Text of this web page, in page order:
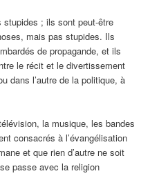
stupides ; ils sont peut-être
mais pas stupides. Ils
de propagande, et ils
le récit et le divertissement
dans l’autre de la politique, à
la musique, les bandes
consacrés à l’évangélisation
et que rien d’autre ne soit
passe avec la religion